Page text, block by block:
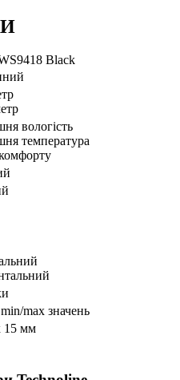
Black
вологість
температура
min/max значень
15 мм